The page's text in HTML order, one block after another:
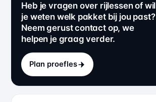
Heb je vragen over rijlessen of wil
je weten welk pakket bij jou past?
Neem gerust contact op, we
helpen je graag verder.
Plan proefles